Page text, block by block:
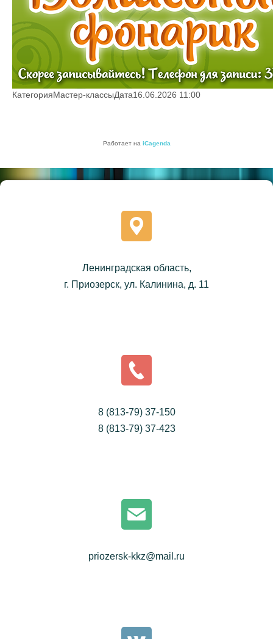
КатегорияМастер-классыДата16.06.2026 11:00
Работает на iCagenda
Ленинградская область,
г. Приозерск, ул. Калинина, д. 11
8 (813-79) 37-150
8 (813-79) 37-423
priozersk-kkz@mail.ru